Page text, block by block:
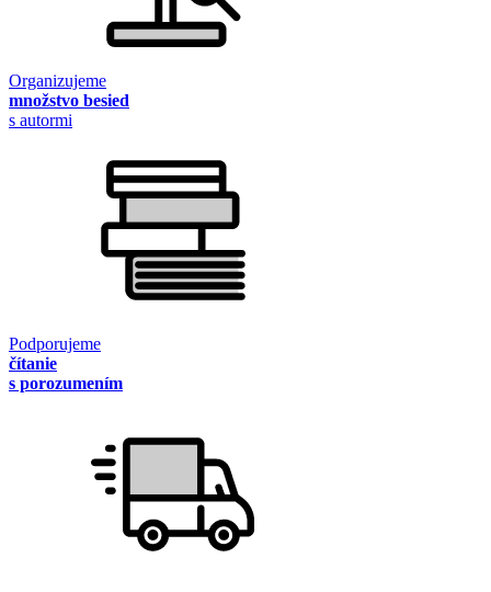
Organizujeme
množstvo besied
s autormi
Podporujeme
čítanie
s porozumením